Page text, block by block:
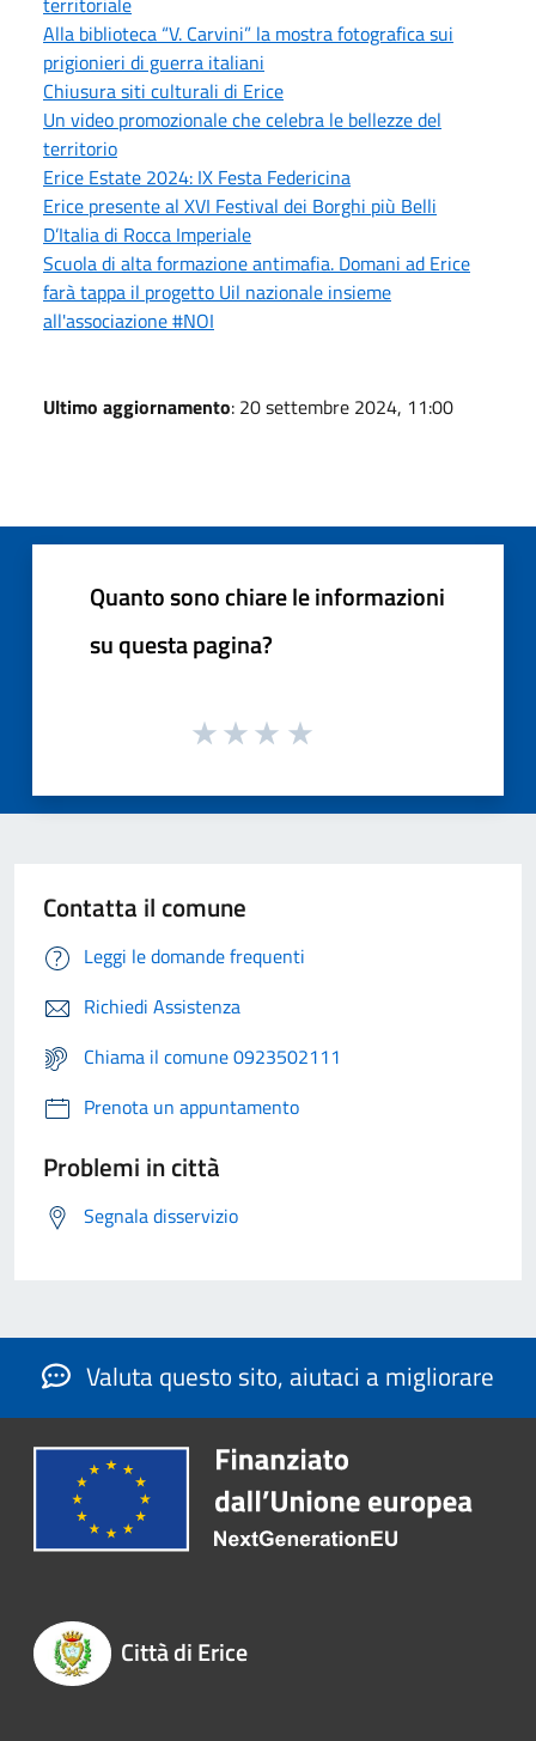
Alla biblioteca “V. Carvini” la mostra fotografica sui
prigionieri di guerra italiani
Chiusura siti culturali di Erice
Un video promozionale che celebra le bellezze del
territorio
Erice Estate 2024: IX Festa Federicina
Erice presente al XVI Festival dei Borghi più Belli
D’Italia di Rocca Imperiale
Scuola di alta formazione antimafia. Domani ad Erice
farà tappa il progetto Uil nazionale insieme
all'associazione #NOI
Ultimo aggiornamento: 20 settembre 2024, 11:00
Quanto sono chiare le informazioni
su questa pagina?
Contatta il comune
Leggi le domande frequenti
Richiedi Assistenza
Chiama il comune 0923502111
Prenota un appuntamento
Problemi in città
Segnala disservizio
Valuta questo sito, aiutaci a migliorare
Città di Erice